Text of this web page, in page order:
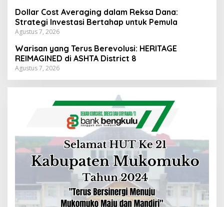
Dollar Cost Averaging dalam Reksa Dana:
Strategi Investasi Bertahap untuk Pemula
Agustus 7, 2026
Warisan yang Terus Berevolusi: HERITAGE
REIMAGINED di ASHTA District 8
Agustus 7, 2026